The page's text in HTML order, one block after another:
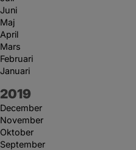
Juni
Maj
April
Mars
Februari
Januari
År:
2019
December
November
Oktober
September